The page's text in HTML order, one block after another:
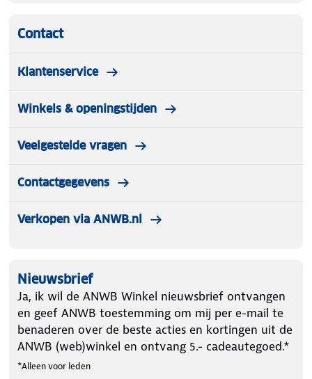
Contact
Klantenservice
Winkels & openingstijden
Veelgestelde vragen
Contactgegevens
Verkopen via ANWB.nl
Nieuwsbrief
Ja, ik wil de ANWB Winkel nieuwsbrief ontvangen
en geef ANWB toestemming om mij per e-mail te
benaderen over de beste acties en kortingen uit de
ANWB (web)winkel en ontvang 5.- cadeautegoed.*
*Alleen voor leden